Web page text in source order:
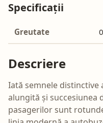
Specificații
Greutate
Descriere
Iată semnele
alungită și succesiunea
pasagerilor sunt